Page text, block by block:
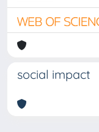
social impact